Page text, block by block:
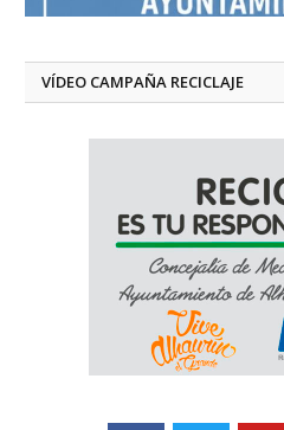
VÍDEO CAMPAÑA RECICLAJE